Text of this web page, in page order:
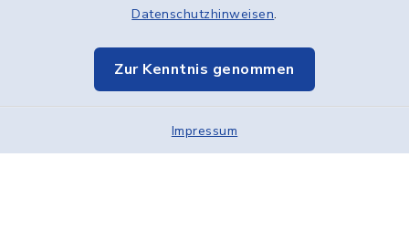
Datenschutzhinweisen.
Zur Kenntnis genommen
Impressum
Elektronische Kommunikation
Sitemap